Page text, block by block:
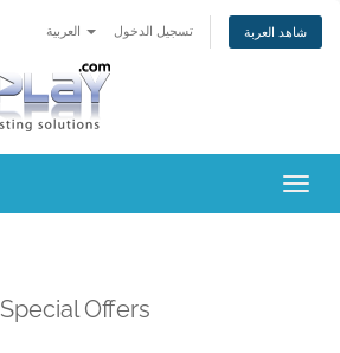
تسجيل الدخول شاهد العربة
تبديل
التنقل
Special Offers